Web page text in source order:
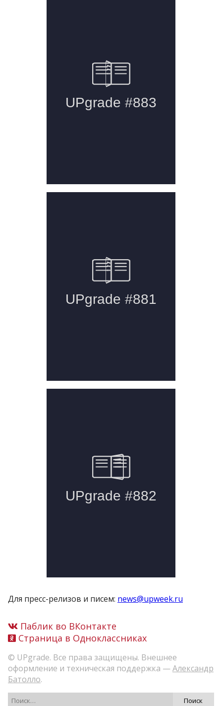
Для пресс-релизов и писем: news@upweek.ru
Паблик во ВКонтакте
Страница в Одноклассниках
© UPgrade. Все права защищены. Внешнее
оформление и техническая поддержка —Александр
Батолло.